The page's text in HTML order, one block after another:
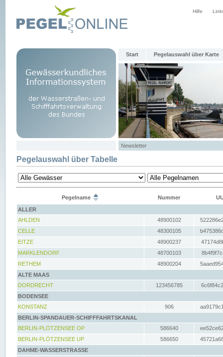
Hilfe
Start Pegelauswahl über Karte
Newsletter
Pegelauswahl über Tabelle
Pegelname Nummer
ALLER
AHLDEN
48900102
CELLE
48300105
EITZE
48900237
MARKLENDORF
48700103
RETHEM
48900204
ALTE MAAS
DORDRECHT
123456785
BODENSEE
KONSTANZ
906
BERLIN-SPANDAUER-SCHIFFFAHRTSKANAL
BERLIN-PLÖTZENSEE OP
586640
BERLIN-PLÖTZENSEE UP
586650
DAHME-WASSERSTRASSE